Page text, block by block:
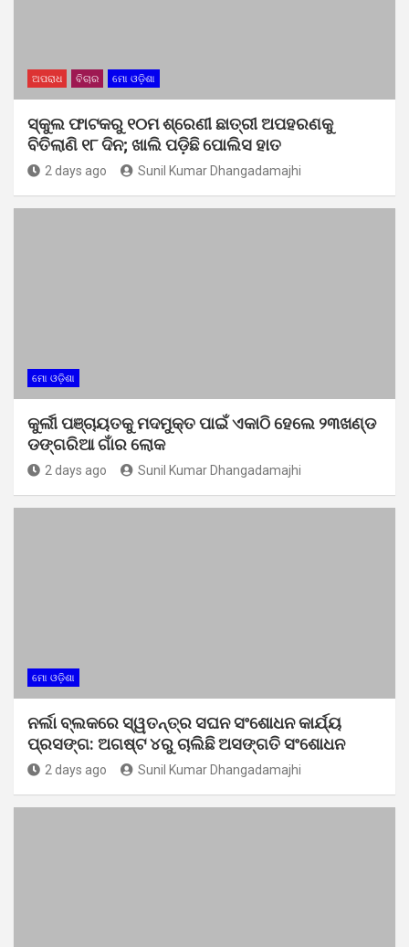
ଅପରାଧ ବିଚାର ମୋ ଓଡ଼ିଶା
ସ୍କୁଲ ଫାଟକରୁ ୧୦ମ ଶ୍ରେଣୀ ଛାତ୍ରୀ ଅପହରଣକୁ
ବିତିଲାଣି ୧୮ ଦିନ; ଖାଲି ପଡ଼ିଛି ପୋଲିସ ହାତ
2 days ago Sunil Kumar Dhangadamajhi
ମୋ ଓଡ଼ିଶା
କୁର୍ଲୀ ପଞ୍ଚାୟତକୁ ମଦମୁକ୍ତ ପାଇଁ ଏକାଠି ହେଲେ ୨୩ଖଣ୍ଡ
ଡଙ୍ଗରିଆ ଗାଁର ଲୋକ
2 days ago Sunil Kumar Dhangadamajhi
ମୋ ଓଡ଼ିଶା
ନର୍ଲା ବ୍ଲକରେ ସ୍ୱତନ୍ତ୍ର ସଘନ ସଂଶୋଧନ କାର୍ଯ୍ୟ
ପ୍ରସଙ୍ଗ: ଅଗଷ୍ଟ ୪ରୁ ଚାଲିଛି ଅସଙ୍ଗତି ସଂଶୋଧନ
2 days ago Sunil Kumar Dhangadamajhi